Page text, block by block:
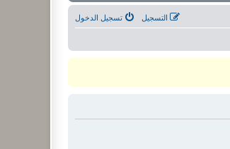
تسجيل الدخول التسجيل